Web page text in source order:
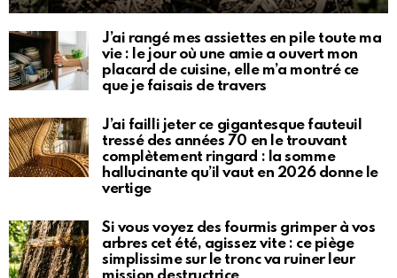
J’ai rangé mes assiettes en pile toute ma
vie : le jour où une amie a ouvert mon
placard de cuisine, elle m’a montré ce
que je faisais de travers
J’ai failli jeter ce gigantesque fauteuil
tressé des années 70 en le trouvant
complètement ringard : la somme
hallucinante qu’il vaut en 2026 donne le
vertige
Si vous voyez des fourmis grimper à vos
arbres cet été, agissez vite : ce piège
simplissime sur le tronc va ruiner leur